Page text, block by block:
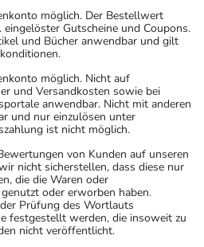
möglich. Der Bestellwert
Gutscheine und Coupons.
und Bücher anwendbar und gilt
möglich. Nicht auf
und Versandkosten sowie bei
anwendbar. Nicht mit anderen
und nur einzulösen unter
ist nicht möglich.
von Kunden auf unseren
nicht sicherstellen, dass diese nur
die die Waren oder
oder erworben haben.
Prüfung des Wortlauts
festgestellt werden, die insoweit zu
nicht veröffentlicht.